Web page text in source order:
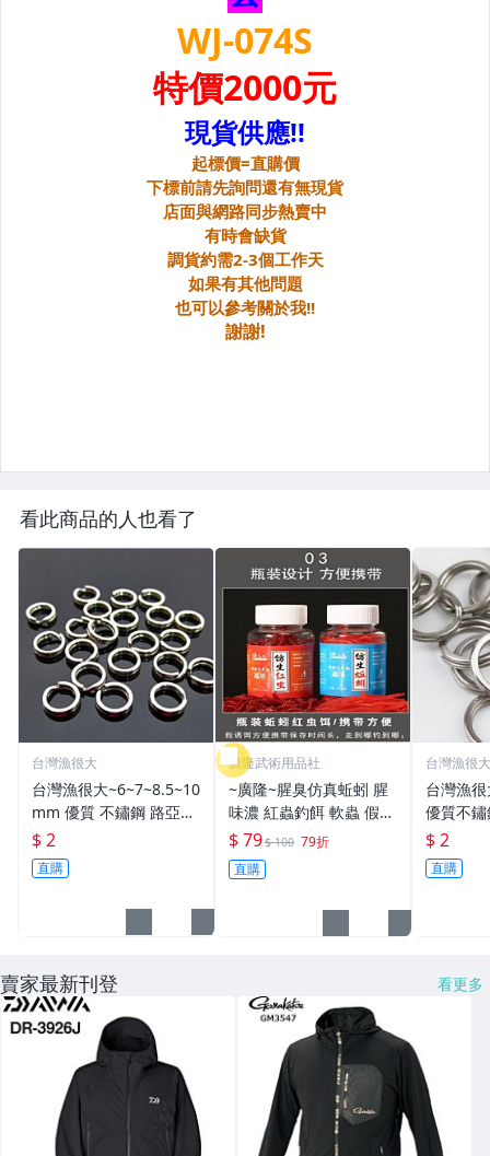
看此商品的人也看了
台灣漁很大
台灣漁很大~6~7~8.5~10
mm 優質 不鏽鋼 路亞環
S型開口 扁平 打扁 打平
$ 2
直購
廣隆武術用品社
~廣隆~腥臭仿真蚯蚓 腥
味濃 紅蟲釣餌 軟蟲 假蚯
蚓 海魚餌 紅蟲 路亞餌
假餌 誘餌 仿生餌 擬餌
路亞軟餌
$ 79$ 100 79折
直購
台灣漁很大
台灣漁
優質不
平 打扁 打平
雙環 路亞
路亞環
$ 2
直購
賣家最新刊登 看更多